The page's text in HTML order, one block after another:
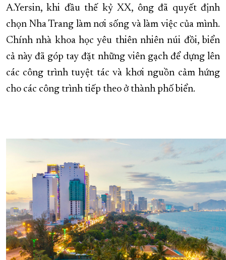
A.Yersin, khi đầu thế kỷ XX, ông đã quyết định
chọn Nha Trang làm nơi sống và làm việc của mình.
Chính nhà khoa học yêu thiên nhiên núi đồi, biển
cả này đã góp tay đặt những viên gạch để dựng lên
các công trình tuyệt tác và khơi nguồn cảm hứng
cho các công trình tiếp theo ở thành phố biển.